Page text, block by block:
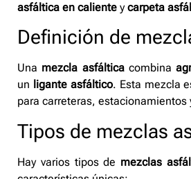
asfáltica en caliente ycarpeta
Definición de
Una mezcla asfálticacombina
un ligante asfáltico. Esta mezcla
para carreteras, estacionamientos
Tipos de mezclas
Hay varios tipos de mezclas